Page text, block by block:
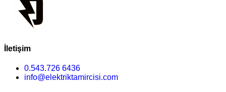
İletişim
0.543.726 6436
info@elektriktamircisi.com